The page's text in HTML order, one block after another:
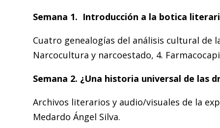
Semana 1. Introducción a la botica
Cuatro genealogías del análisis cultural de
Narcocultura y narcoestado, 4.
Semana 2. ¿Una historia universal de las
Archivos literarios y audio/visuales de la
Medardo Ángel Silva.